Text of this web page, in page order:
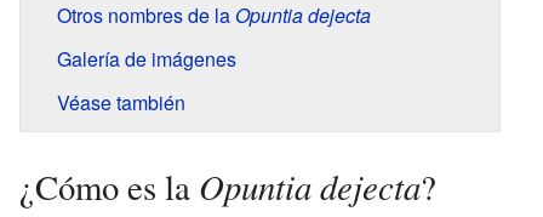
Otros nombres de la Opuntia dejecta
Galería de imágenes
Véase también
¿Cómo es la Opuntia dejecta?